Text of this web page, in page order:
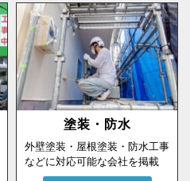
塗装・防水
外壁塗装・屋根塗装・防水工事
などに対応可能な会社を掲載